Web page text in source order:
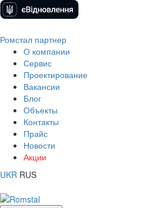
Ромстал партнер
О компании
Сервис
Проектирование
Вакансии
Блог
Объекты
Контакты
Прайс
Новости
Акции
UKR RUS